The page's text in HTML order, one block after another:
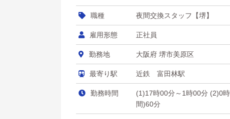
職種 夜間交換スタッフ【堺】
雇用形態 正社員
勤務地 大阪府 堺市美原区
最寄り駅 近鉄 富田林駅
勤務時間
(1)17時00分～1時00分 (2)0
間)60分